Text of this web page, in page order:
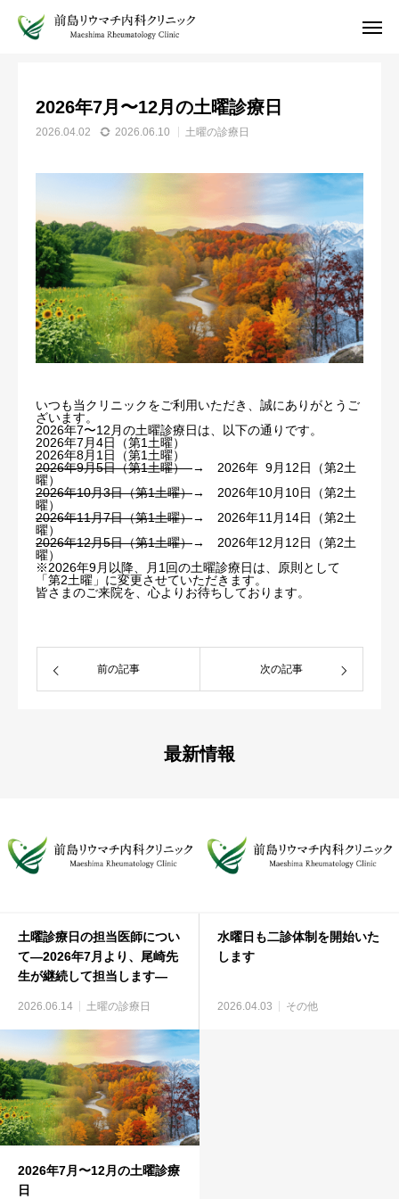
お知らせ 土曜の診療日
2026年7月〜12月の土曜診療日
2026.04.02 2026.06.10 土曜の診療日
いつも当クリニックをご利用いただき、誠にありがとうご
ざいます。
2026年7〜12月の土曜診療日は、以下の通りです。
2026年7月4日（第1土曜）
2026年8月1日（第1土曜）
2026年9月5日（第1土曜）→ 2026年 9月12日（第2土
曜）
2026年10月3日（第1土曜）→ 2026年10月10日（第2土
曜）
2026年11月7日（第1土曜）→ 2026年11月14日（第2土
曜）
2026年12月5日（第1土曜）→ 2026年12月12日（第2土
曜）
※2026年9月以降、月1回の土曜診療日は、原則として
「第2土曜」に変更させていただきます。
皆さまのご来院を、心よりお待ちしております。
前の記事 次の記事
最新情報
土曜診療日の担当医師につい
て―2026年7月より、尾崎先
生が継続して担当します―
2026.06.14 土曜の診療日
水曜日も二診体制を開始いた
します
2026.04.03 その他
2026年7月〜12月の土曜診療
日
 インターネット予約
ホーム
お知らせ
医師紹介
診療内容
アクセス/駐車場
院長ブログ